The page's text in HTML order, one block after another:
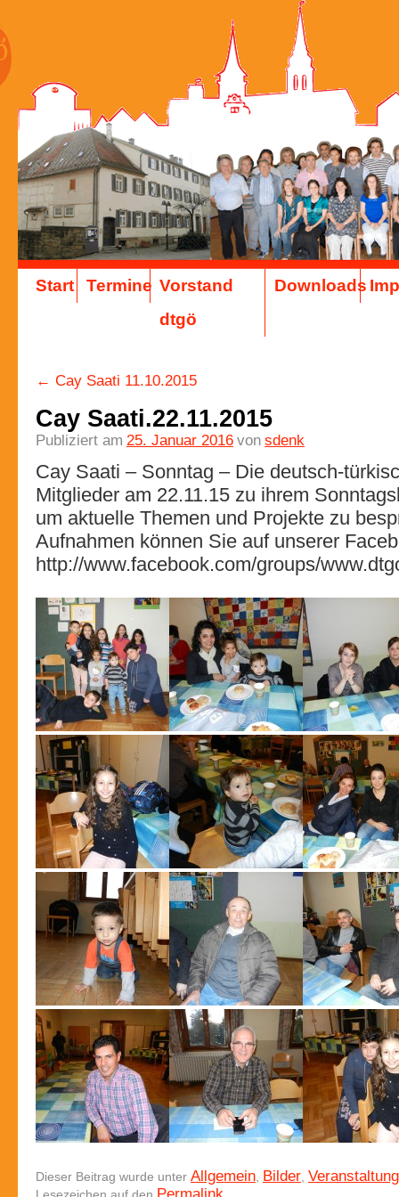
Start Termine Vorstand
dtgö
Downloads
← Cay Saati 11.10.2015
Cay Saati.22.11.2015
Publiziert am 25. Januar 2016 von sdenk
Cay Saati – Sonntag – Die deutsch-
Mitglieder am 22.11.15 zu ihrem
um aktuelle Themen und Projekte zu
Aufnahmen können Sie auf unserer
http://www.facebook.com/groups/
Dieser Beitrag wurde unter Allgemein Bilder